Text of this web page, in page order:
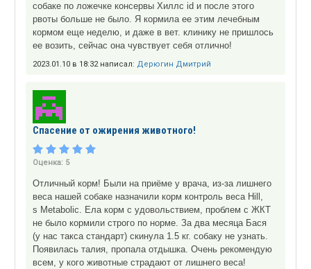
собаке по ложечке консервы Хиллс id и после этого
рвоты больше не было. Я кормила ее этим лечебным
кормом еще неделю, и даже в вет. клинику не пришлось
ее возить, сейчас она чувствует себя отлично!
2023.01.10 в 18:32 написал: Дерюгин Дмитрий
Спасение от ожирения животного!
Оценка: 5
Отличный корм! Были на приёме у врача, из-за лишнего
веса нашей собаке назначили корм контроль веса Hill,
s Metabolic. Ела корм с удовольствием, проблем с ЖКТ
не было кормили строго по норме. За два месяца Бася
(у нас такса стандарт) скинула 1.5 кг. собаку не узнать.
Появилась талия, пропала отдышка. Очень рекомендую
всем, у кого животные страдают от лишнего веса!